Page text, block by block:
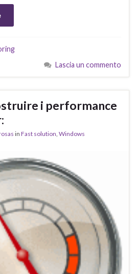
Lascia un commento
i performance
in Fast solution, Windows